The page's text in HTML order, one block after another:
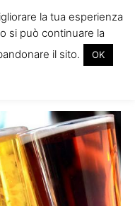
la tua esperienza
si può continuare la
il sito.
OK